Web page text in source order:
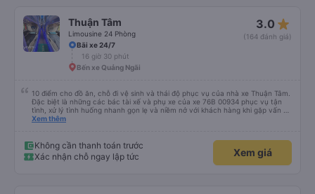
Thuận Tâm
Limousine 24 Phòng
3.0 star_rate
(164 đánh giá)
Bãi xe 24/7
16 giờ 30 phút
Bến xe Quảng Ngãi
10 điểm cho đồ ăn, chỗ đi vệ sinh và thái độ phục vụ của nhà xe Thuận Tâm.
Đặc biệt là những các bác tài xế và phụ xe của xe 76B 00934 phục vụ tận
tình, xử lý tình huống nhanh gọn lẹ và niềm nở với khách hàng khi gặp vấn đề
không may. Mình đặt xe lúc 6:00 không may không gửi được xe máy ở lại,
Xem thêm
Không cần thanh toán trước
Xác nhận chỗ ngay lập tức
Xem giá